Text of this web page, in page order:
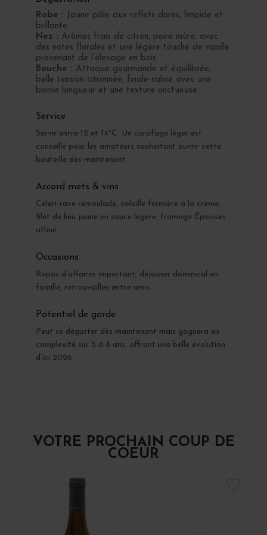
Robe : Jaune pâle aux reflets dorés, limpide et
brillante.
Nez : Arômes frais de citron, poire mûre, avec
des notes florales et une légère touche de vanille
provenant de l’élevage en bois.
Bouche : Attaque gourmande et équilibrée,
belle tension citronnée, finale saline avec une
bonne longueur et une texture onctueuse.
Service
Servir entre 12 et 14°C. Un carafage léger est
conseillé pour les amateurs souhaitant ouvrir cette
bouteille dès maintenant.
Accord mets & vins
Céleri-rave rémoulade, volaille fermière à la crème,
filet de lieu jaune en sauce légère, fromage Époisses
affiné.
Occasions
Repas d’affaires important, déjeuner dominical en
famille, retrouvailles entre amis.
Potentiel de garde
Peut se déguster dès maintenant mais gagnera en
complexité sur 5 à 8 ans, offrant une belle évolution
d’ici 2026.
VOTRE PROCHAIN COUP DE
COEUR